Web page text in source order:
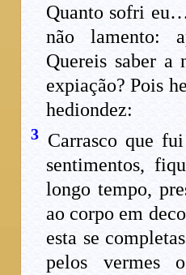
Quanto sofri
não lamento:
Quereis saber a
expiação? Pois
hediondez:
3 Carrasco que
sentimentos,
longo tempo,
ao corpo em
esta se
pelos vermes